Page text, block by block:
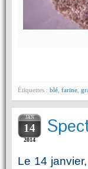
Étiquettes : blé farine
JAN
14
2014
Le 14